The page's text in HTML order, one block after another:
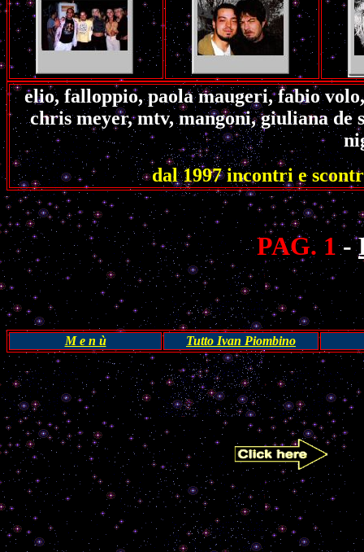
elio, falloppio, paola maugeri, fabio
chris meyer, mtv, mangoni, giuliana de
dal 1997 incontri e
PAG. 1-
M e n ù Tutto Ivan Piombino